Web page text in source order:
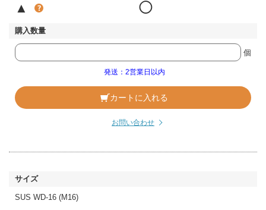
▲ ◯
個
発送：2営業日以内
カートに入れる
お問い合わせ
SUS WD-16 (M16)